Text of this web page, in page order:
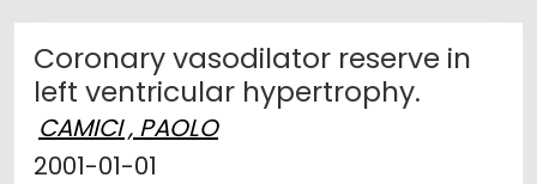
Coronary vasodilator reserve in
left ventricular hypertrophy.
CAMICI , PAOLO
2001-01-01